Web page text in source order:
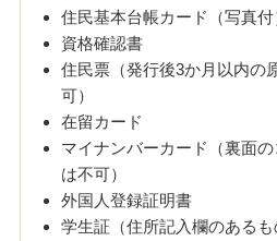
住民基本台帳カード（写真付
資格確認書
住民票（発行後3か月以内の
可）
在留カード
マイナンバーカード（裏面
は不可）
外国人登録証明書
学生証（住所記入欄のあるも